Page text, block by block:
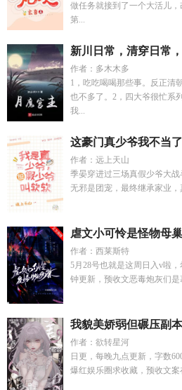
做任务就接到了一个大活儿，
第...
新川日常，清穿日常
作者：多木木多
1，吃吃喝喝那些事。反正清
也不多了。2，四大爷很忙系
我...
这豪门真少爷我不当
作者：远上天山
季晏穿进过三场真假少爷大
无邪是团宠，最终继承家业
虐文小可怜是怪物母
作者：西莱斯特
5月28号也就是这周日入v啦
钟更新，预收文恶毒炮灰们
我貌美娇弱但碾压副
作者：欲转星河
日更，每晚九点更新，字数
爆红娱乐圈求收藏，预收文案